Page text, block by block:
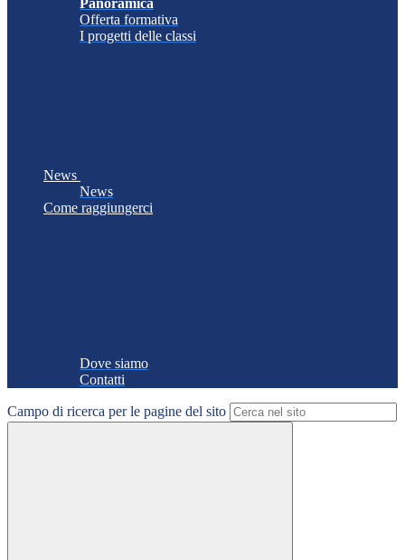
Panoramica
Offerta formativa
I progetti delle classi
News
News
Come raggiungerci
Dove siamo
Contatti
Campo di ricerca per le pagine del sito